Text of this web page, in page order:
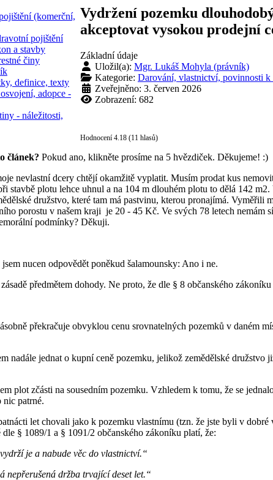
(komerční,
pojištění
a stavby
činy
definice, texty
adopce -
- náležitosti,
Vydržení pozemku
akceptovat vysokou prodejní
Základní údaje
Uložil(a): Mgr. Lukáš Mohyla (právník)
Kategorie: Darování, vlastnictví, povinnosti k
Zveřejněno: 3. červen 2026
Zobrazení: 682
Hodnocení 4.18 (11 hlasů)
článek? Pokud ano, klikněte prosíme na 5 hvězdiček. Děkujeme! :)
nevlastní dcery chtějí okamžitě vyplatit. Musím prodat kus
stavbě plotu lehce uhnul a na 104 m dlouhém plotu to dělá 142
družstvo, které tam má pastvinu, kterou pronajímá. Vyměřili
porostu v našem kraji je 20 - 45 Kč. Ve svých 78 letech nemám
podmínky? Děkuji.
nucen odpovědět poněkud šalamounsky: Ano i ne.
předmětem dohody. Ne proto, že dle § 8 občanského
překračuje obvyklou cenu srovnatelných pozemků v daném
nadále jednat o kupní ceně pozemku, jelikož zemědělské
plot zčásti na sousedním pozemku. Vzhledem k tomu, že se
nic patrné.
let chovali jako k pozemku vlastnímu (tzn. že jste byli v
§ 1089/1 a § 1091/2 občanského zákoníku platí, že:
je a nabude věc do vlastnictví.“
nepřerušená držba trvající deset let.“